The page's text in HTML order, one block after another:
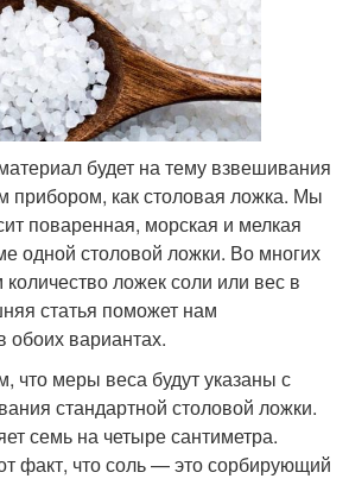
будет на тему взвешивания
прибором, как столовая ложка. Мы
поваренная, морская и мелкая
одной столовой ложки. Во многих
ложек соли или вес в
статья поможет нам
обоих вариантах.
что меры веса будут указаны с
стандартной столовой ложки.
семь на четыре сантиметра.
факт, что соль — это сорбирующий